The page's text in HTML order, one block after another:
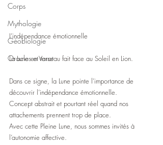
Corps
Mythologie
Géobiologie
Oracles et tarot
L’indépendance émotionnelle
La Lune en Verseau fait face au Soleil en Lion.
Dans ce signe, la Lune pointe l’importance de
découvrir l’indépendance émotionnelle.
Concept abstrait et pourtant réel quand nos
attachements prennent trop de place.
Avec cette Pleine Lune, nous sommes invités à
l’autonomie affective.